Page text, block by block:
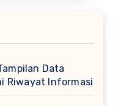
Data
Riwayat Informasi